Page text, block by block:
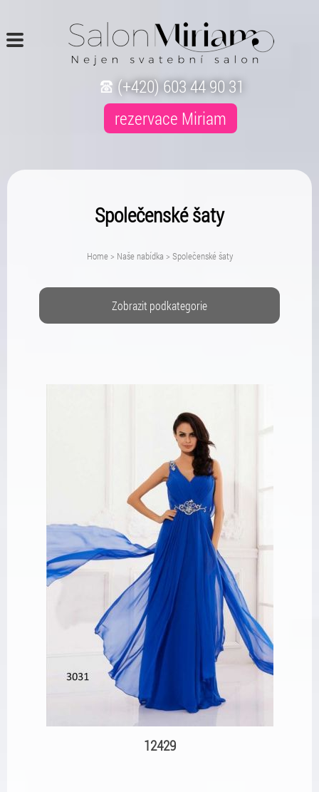
Společenské šaty
Home> Naše nabídka > Společenské šaty
Zobrazit podkategorie
12429
(+420) 603 44 90 31
rezervace Miriam